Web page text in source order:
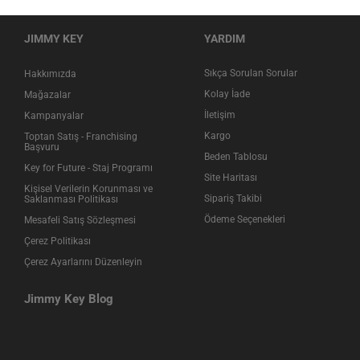
JIMMY KEY
Hakkımızda
Mağazalar
Kampanyalar
Toptan Satış - Franchising
Başvuru
Key for Future - Staj Programı
Kişisel Verilerin Korunması ve
Saklanması Politikası
Mesafeli Satış Sözleşmesi
Çerez Politikası
Çerez Ayarlarını Düzenleyin
Jimmy Key Blog
YARDIM
Sıkça Sorulan Sorular
Kolay İade
İletişim
Kargo
Beden Tablosu
Site Haritası
Sipariş Takibi
Ödeme Seçenekleri